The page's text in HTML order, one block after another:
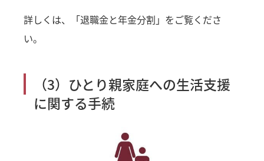
詳しくは、 「退職金と年金分割」 をご覧くださ
い。
（3）ひとり親家庭への生活支援
に関する手続